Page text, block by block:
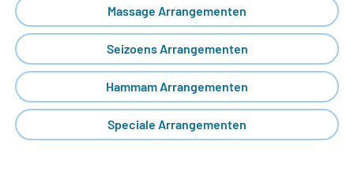
Massage Arrangementen
Seizoens Arrangementen
Hammam Arrangementen
Speciale Arrangementen